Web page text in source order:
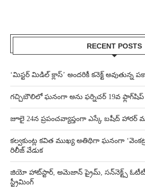
RECENT POSTS
‘మిస్టర్ మిడిల్ క్లాస్’ అందరికీ కనెక్ట్
గచ్చిబౌలిలో ఘనంగా అను ఫర్నిచర్ 19వ ఫ్లాగ్‌షిప్
జూలై 24న ప్రపంచవ్యాప్తంగా ఎస్కే బషీద్‌ హారర్
కల్వకుంట్ల కవిత ముఖ్య అతిథిగా ఘనంగా
రిలీజ్ వేడుక
జియో హాట్‌స్టార్, అమెజాన్ ప్రైమ్, సన్‌నెక్ట్స్
స్ట్రీమింగ్